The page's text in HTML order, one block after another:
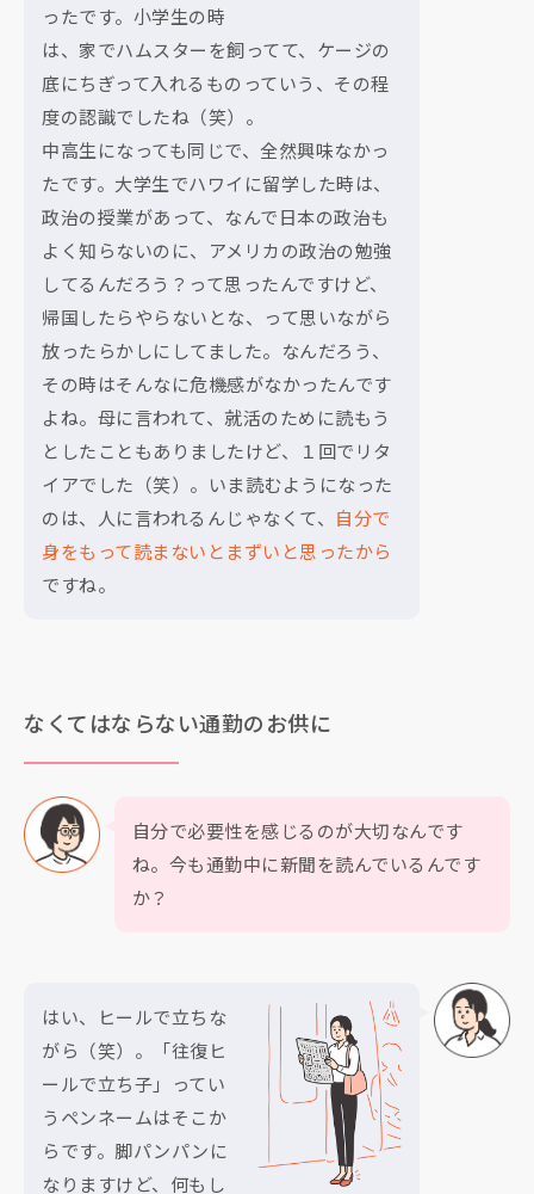
ったです。小学生の時
は、家でハムスターを飼ってて、ケージの
底にちぎって入れるものっていう、その程
度の認識でしたね（笑）。
中高生になっても同じで、全然興味なかっ
たです。大学生でハワイに留学した時は、
政治の授業があって、なんで日本の政治も
よく知らないのに、アメリカの政治の勉強
してるんだろう？って思ったんですけど、
帰国したらやらないとな、って思いながら
放ったらかしにしてました。なんだろう、
その時はそんなに危機感がなかったんです
よね。母に言われて、就活のために読もう
としたこともありましたけど、１回でリタ
イアでした（笑）。いま読むようになった
のは、人に言われるんじゃなくて、 自分で
身をもって読まないとまずいと思ったから
ですね。
なくてはならない通勤のお供に
自分で必要性を感じるのが大切なんです
ね。今も通勤中に新聞を読んでいるんです
か？
はい、ヒールで立ちな
がら（笑）。「往復ヒ
ールで立ち子」ってい
うペンネームはそこか
らです。脚パンパンに
なりますけど、何もし